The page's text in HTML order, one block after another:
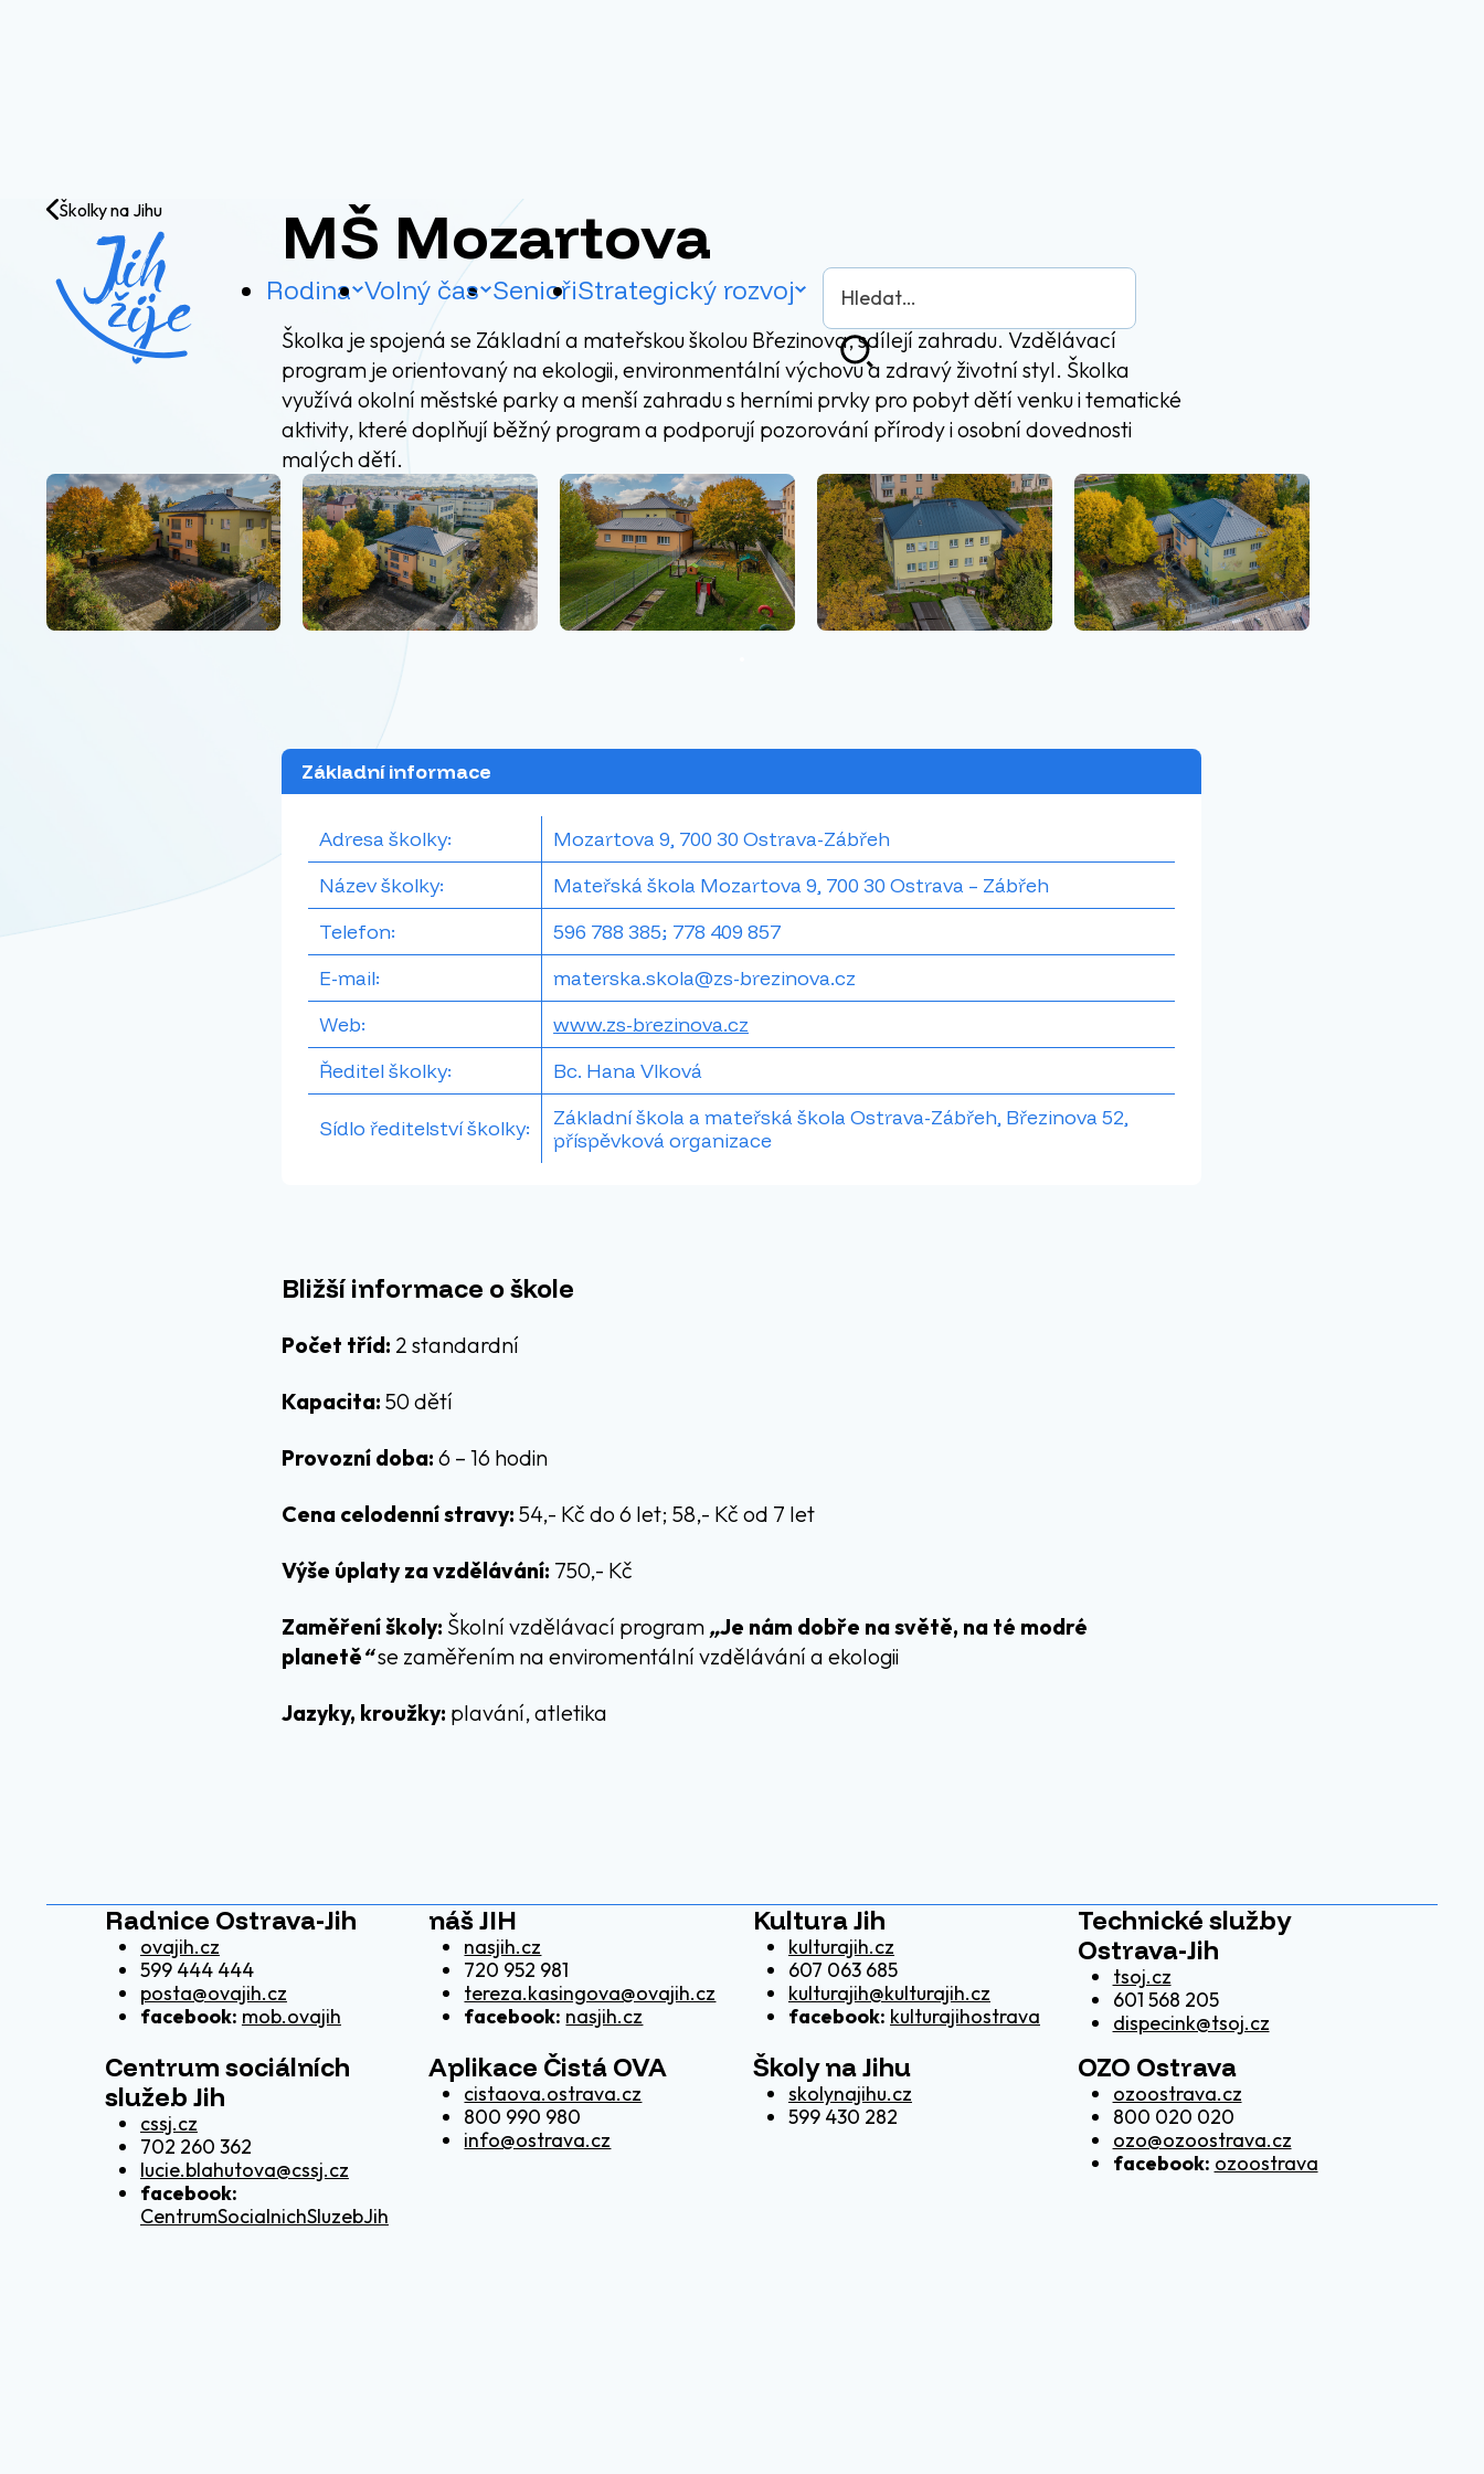
Přejít na obsah
Rodina Volný čas SeniořiStrategický rozvoj Vyhledávání
Hledat
Školky na Jihu MŠ Mozartova
Školka je spojená se Základní a mateřskou školou Březinova, sdílejí zahradu. Vzdělávací
program je orientovaný na ekologii, environmentální výchovu a zdravý životní styl. Školka
využívá okolní městské parky a menší zahradu s herními prvky pro pobyt dětí venku i tematické
aktivity, které doplňují běžný program a podporují pozorování přírody i osobní dovednosti
malých dětí.
Základní informace
Adresa školky:
Mozartova 9, 700 30 Ostrava-Zábřeh
Název školky:
Mateřská škola Mozartova 9, 700 30 Ostrava – Zábřeh
Telefon:
596 788 385; 778 409 857
E-mail:
materska.skola@zs-brezinova.cz
Web:
www.zs-brezinova.cz
Ředitel školky:
Bc. Hana Vlková
Sídlo ředitelství školky:
Základní škola a mateřská škola Ostrava-Zábřeh, Březinova 52,
příspěvková organizace
Bližší informace o škole
Počet tříd: 2 standardní
Kapacita:50 dětí
Provozní doba: 6 – 16 hodin
Cena celodenní stravy: 54,- Kč do 6 let; 58,- Kč od 7 let
Výše úplaty za vzdělávání: 750,- Kč
Zaměření školy: Školní vzdělávací program „Je nám dobře na světě, na té modré
planetě“se zaměřením na enviromentální vzdělávání a ekologii
Jazyky, kroužky: plavání, atletika
Radnice Ostrava-Jih
ovajih.cz
599 444 444
posta@ovajih.cz
facebook: mob.ovajih
náš JIH
nasjih.cz
720 952 981
tereza.kasingova@ovajih.cz
facebook: nasjih.cz
Kultura Jih
kulturajih.cz
607 063 685
kulturajih@kulturajih.cz
facebook: kulturajihostrava
Technické služby
Ostrava-Jih
tsoj.cz
601 568 205
dispecink@tsoj.cz
Centrum sociálních
služeb Jih
cssj.cz
702 260 362
lucie.blahutova@cssj.cz
facebook:
CentrumSocialnichSluzebJih
Aplikace Čistá OVA
cistaova.ostrava.cz
800 990 980
info@ostrava.cz
Školy na Jihu
skolynajihu.cz
599 430 282
OZO Ostrava
ozoostrava.cz
800 020 020
ozo@ozoostrava.cz
facebook: ozoostrava